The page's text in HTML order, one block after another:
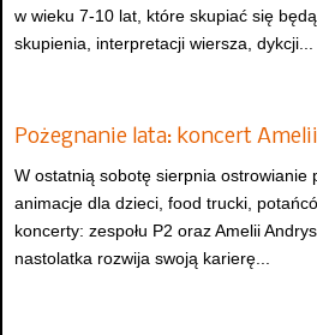
w wieku 7-10 lat, które skupiać się
skupienia, interpretacji wiersza, dykcji...
Pożegnanie lata: koncert
W ostatnią sobotę sierpnia ostrowianie
animacje dla dzieci, food trucki,
koncerty: zespołu P2 oraz Amelii
nastolatka rozwija swoją karierę...